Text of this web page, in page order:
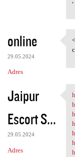
online
29.05.2024
Adres
Jaipur
Escort S...
29.05.2024
Adres